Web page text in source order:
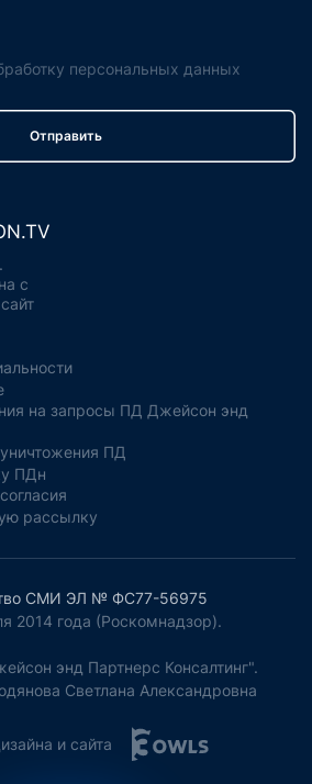
персональных данных
Отправить
с
на запросы ПД Джейсон энд
ПД
ПДн
рассылку
СМИ ЭЛ № ФС77-56975
2014 года (Роскомнадзор).
энд Партнерс Консалтинг".
Светлана Александровна
и сайта